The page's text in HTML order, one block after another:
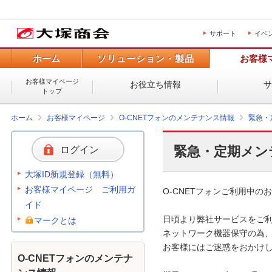
サポート イベ
ホーム ソリューション・製品 お客様
お客様マイページ
トップ
お役立ち情報
ホーム お客様マイページ O-CNETフォンのメンテナンス情報 緊急・
緊急・定期メ
O-CNETフォンご利用中の
日頃より弊社サービスをご
ネットワーク機器保守の為
お客様にはご迷惑をおかけ
ログイン
大塚ID新規登録（無料）
お客様マイページ ご利用ガ
イド
マークとは
O-CNETフォンのメンテナ